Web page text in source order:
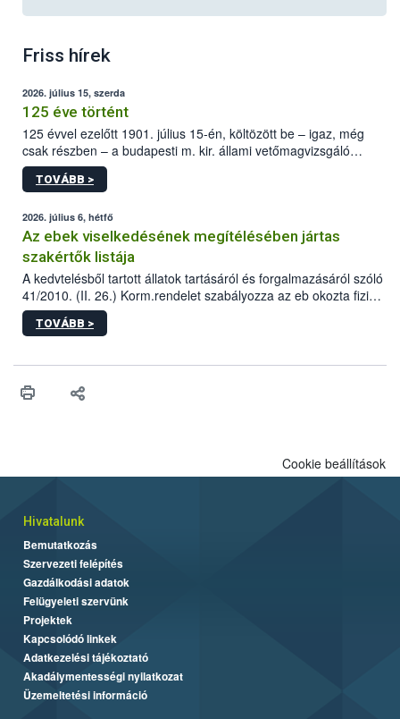
Friss hírek
2026. július 15, szerda
125 éve történt
125 évvel ezelőtt 1901. július 15-én, költözött be – igaz, még
csak részben – a budapesti m. kir. állami vetőmagvizsgáló
állomás a Kis Rókus utca 15. szám alatti, Czigler Győző által
tervezett új épületébe.
TOVÁBB >
2026. július 6, hétfő
Az ebek viselkedésének megítélésében jártas
szakértők listája
A kedvtelésből tartott állatok tartásáról és forgalmazásáról szóló
41/2010. (II. 26.) Korm.rendelet szabályozza az eb okozta fizikai
sérülés, illetve ennek veszélye keletkezésekor felmerülő
hatósági feladatokat, valamint a veszélyes eb tartását és annak
vonni az ebek viselkedésének megítélésében jártas szakértőt.
TOVÁBB >
Cookie beállítások
Hivatalunk
Bemutatkozás
Szervezeti felépítés
Gazdálkodási adatok
Felügyeleti szervünk
Projektek
Kapcsolódó linkek
Adatkezelési tájékoztató
Akadálymentességi nyilatkozat
Üzemeltetési információ